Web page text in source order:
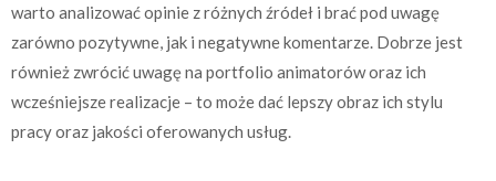
warto analizować opinie z różnych źródeł i brać pod uwagę
zarówno pozytywne, jak i negatywne komentarze. Dobrze jest
również zwrócić uwagę na portfolio animatorów oraz ich
wcześniejsze realizacje – to może dać lepszy obraz ich stylu
pracy oraz jakości oferowanych usług.